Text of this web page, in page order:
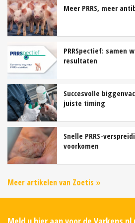
Meer PRRS, meer
PRRSpectief: samen
resultaten
Succesvolle
juiste timing
Snelle PRRS-
voorkomen
Meer artikelen van Zoetis »